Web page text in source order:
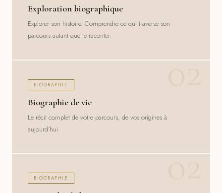
Exploration biographique
Explorer son histoire. Comprendre ce qui traverse son
parcours autant que le raconter.
BIOGRAPHIE
Biographie de vie
Le récit complet de votre parcours, de vos origines à
aujourd'hui.
BIOGRAPHIE